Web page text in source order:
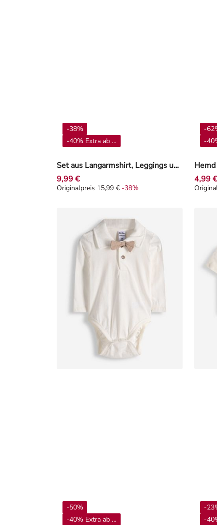
Set aus Langarmshirt, Leggings und Lätzchen - Winnie Puuh - Beige
-38%
-40% Extra ab 4**
9,99 €
Originalpreis 15,99 €, Rabat -38%
Originalpreis 15,99 € -38%
-
-
4,99 €
-50%
-40% Extra ab 4**
-
-